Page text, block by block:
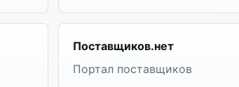
Поставщиков.нет
Портал поставщиков